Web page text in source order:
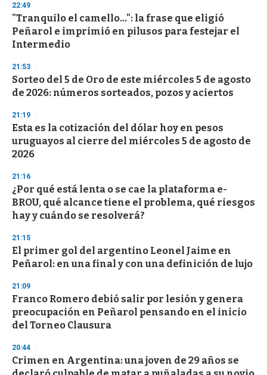
d
s
o
f
3
s
e
c
o
d
s
22:49
"Tranquilo el camello...": la frase que eligió
Peñarol e imprimió en pilusos para festejar el
Intermedio
21:53
Sorteo del 5 de Oro de este miércoles 5 de agosto
de 2026: números sorteados, pozos y aciertos
21:19
Esta es la cotización del dólar hoy en pesos
uruguayos al cierre del miércoles 5 de agosto de
2026
21:16
¿Por qué está lenta o se cae la plataforma e-
BROU, qué alcance tiene el problema, qué riesgos
hay y cuándo se resolverá?
21:15
El primer gol del argentino Leonel Jaime en
Peñarol: en una final y con una definición de lujo
21:09
Franco Romero debió salir por lesión y genera
preocupación en Peñarol pensando en el inicio
del Torneo Clausura
20:44
Crimen en Argentina: una joven de 29 años se